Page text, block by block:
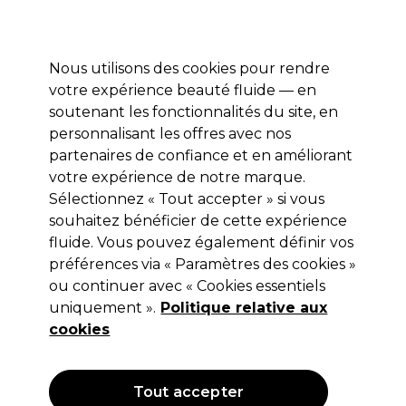
Se connecter
Marques Bons plans Coiffure Electro et Matériel
Livraison et délais
lire la suite
Conditions d’Utilisation du Site
Les présentes Conditions d’Utilisation du Site (ainsi que les
documents auxquels elles renvoient) expliquent comment
vous pouvez utiliser notre site Internethttps://www.pro-
(ci-après dénommé le « Site »).
Avant de faire usage, de quelque manière que ce soit, du Site,
d'Utilisation du Site. En visitant le Site ou en l'utilisant de
quelque manière que ce soit, vous acceptez expressément
Nous utilisons des cookies pour rendre
votre expérience beauté fluide — en
soutenant les fonctionnalités du site, en
personnalisant les offres avec nos
partenaires de confiance et en améliorant
votre expérience de notre marque.
Sélectionnez « Tout accepter » si vous
souhaitez bénéficier de cette expérience
fluide. Vous pouvez également définir vos
préférences via « Paramètres des cookies »
ou continuer avec « Cookies essentiels
uniquement ». Politique relative aux
cookies
Tout accepter